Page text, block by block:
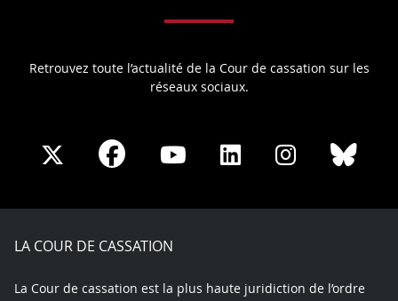
Retrouvez toute l’actualité de la Cour de cassation sur les
réseaux sociaux.
Share
X
Share
Facebook
Share
Youtube
Share
LinkedIn
Share
Instagram
LA COUR DE CASSATION
La Cour de cassation est la plus haute juridiction de l’ordre